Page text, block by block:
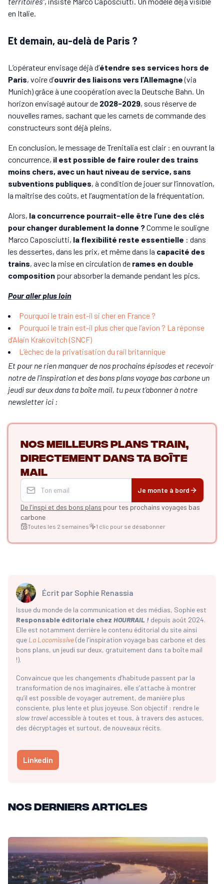
en Italie.
Et demain, au-delà de Paris ?
L’opérateur envisage déjà d’étendre ses services hors de
Paris, voire d’ouvrir des liaisons vers l’Allemagne(via
Munich) grâce à une coopération avec la Deutsche Bahn. Un
horizon envisagé autour de 2028-2029, sous réserve de
nouvelles rames, sachant que les carnets de commande des
constructeurs sont déjà pleins.
En conclusion, le message de Trenitalia est clair : en ouvrant la
concurrence, il est possible de faire rouler des trains
moins chers, avec un haut niveau de service, sans
subventions publiques, à condition de jouer sur l’innovation,
la maîtrise des coûts, et l’augmentation de la fréquentation.
Alors, la concurrence pourrait-elle être l’une des clés
pour changer durablement la donne ?Comme le souligne
Marco Caposciutti, la flexibilité reste essentielle : dans
les dessertes, dans les prix, et même dans la capacité des
trains, avec la mise en circulation de rames en double
composition pour absorber la demande pendant les pics.
Pour aller plus loin
Pourquoi le train est-il si cher en France ?
Pourquoi le train est-il plus cher que l’avion ? La réponse
d’Alain Krakovitch (SNCF)
L’échec de la privatisation du rail britannique
Et pour ne rien manquer de nos prochains épisodes et recevoir
notre de l'inspiration et des bons plans voyage bas carbone un
jeudi sur deux dans ta boîte mail, tu peux t'abonner à notre
newsletter ici :
Nos meilleurs plans train,
directement dans ta boîte
mail
Je monte à bord
De l'inspi et des bons plans pour tes prochains voyages bas
carbone
Toutes les 2 semaines 1 clic pour se désabonner
Écrit par Sophie Renassia
Issue du monde de la communication et des médias, Sophie est
Responsable éditoriale chez HOURRAIL ! depuis août 2024.
Elle est notamment derrière le contenu éditorial du site ainsi
que La Locomissive(de l'inspiration voyage bas carbone et des
bons plans, un jeudi sur deux, gratuitement dans ta boîte mail
!).
Convaincue que les changements d’habitude passent par la
transformation de nos imaginaires, elle s’attache à montrer
qu’il est possible de voyager autrement, de manière plus
consciente, plus lente et plus joyeuse. Son objectif : rendre le
slow travel accessible à toutes et tous, à travers des astuces,
des décryptages et surtout, de nouveaux récits.
Linkedin
Nos derniers articles